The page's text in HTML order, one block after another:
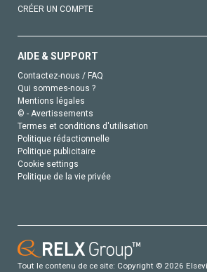
CRÉER UN COMPTE
AIDE & SUPPORT
Contactez-nous / FAQ
Qui sommes-nous ?
Mentions légales
© - Avertissements
Termes et conditions d'utilisation
Politique rédactionnelle
Politique publicitaire
Cookie settings
Politique de la vie privée
Tout le contenu de ce site: Copyright © 2026